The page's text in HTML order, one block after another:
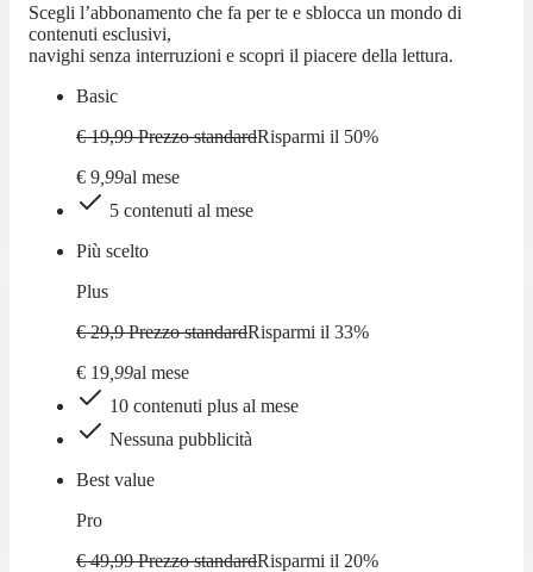
Scegli l’abbonamento che fa per te e sblocca un mondo di
contenuti esclusivi,
navighi senza interruzioni e scopri il piacere della lettura.
Basic
€ 19,99 Prezzo standardRisparmi il 50%
€ 9 99al mese
5 contenuti al mese
Più scelto
Plus
€ 29,9 Prezzo standardRisparmi il 33%
€ 19 99al mese
10 contenuti plus al mese
Nessuna pubblicità
Best value
Pro
€ 49,99 Prezzo standardRisparmi il 20%